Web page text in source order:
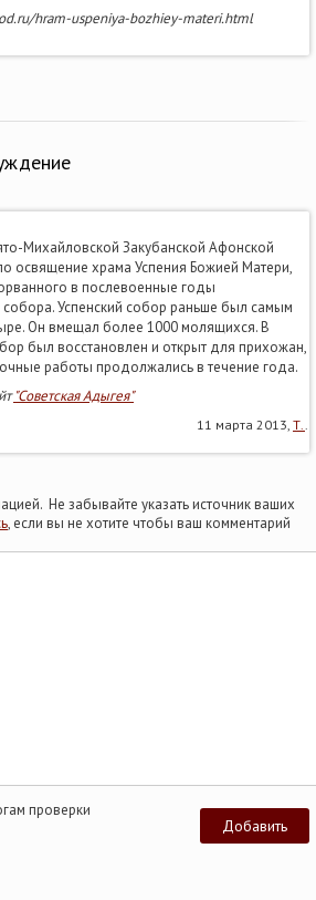
hram-uspeniya-bozhiey-materi.html
Михайловской Закубанской Афонской
освящение храма Успения Божией Матери,
в послевоенные годы
Успенский собор раньше был самым
Он вмещал более 1000 молящихся. В
был восстановлен и открыт для прихожан,
работы продолжались в течение года.
"Советская Адыгея"
11 марта 2013, Т.
Не забывайте указать источник ваших
, если вы не хотите чтобы ваш комментарий
проверки